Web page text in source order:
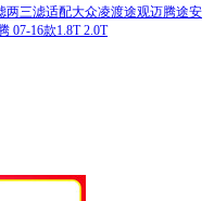
三滤适配大众凌渡途观迈腾途安
07-16款1.8T 2.0T